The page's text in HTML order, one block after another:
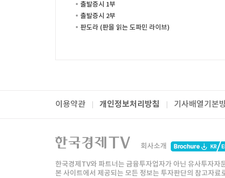
출발증시 1부
출발증시 2부
판도라 (판을 읽는 도파민 라이브)
이용약관 개인정보처리방침 기사배열기본
패밀리사이트
한국경제TV
한경미디어그룹 한국경제신문 한국경제
회사소개
한국경제TV와 파트너는 금융투자업자가 아닌 유사투자
본 사이트에서 제공되는 모든 정보는 투자판단의 참고자